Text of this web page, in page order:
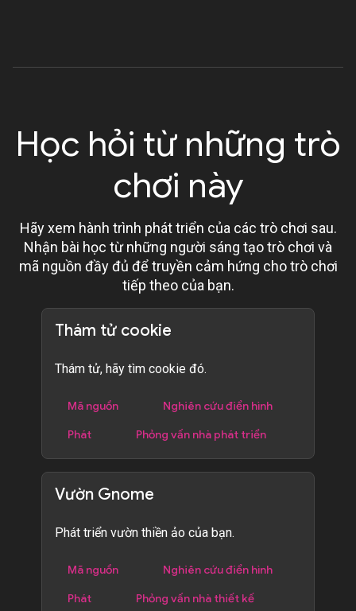
Học hỏi từ những trò
chơi này
Hãy xem hành trình phát triển của các trò chơi sau.
Nhận bài học từ những người sáng tạo trò chơi và
mã nguồn đầy đủ để truyền cảm hứng cho trò chơi
tiếp theo của bạn.
Thám tử cookie
Thám tử, hãy tìm cookie đó.
Mã nguồn
Nghiên cứu điển hình
Phát
Phỏng vấn nhà phát triển
Vườn Gnome
Phát triển vườn thiền ảo của bạn.
Mã nguồn
Nghiên cứu điển hình
Phát
Phỏng vấn nhà thiết kế